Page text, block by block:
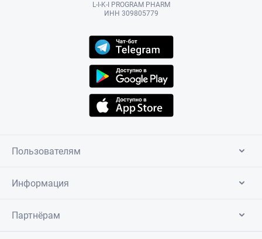
L-I-K-I PROGRAM PHARM
ИНН 309805779
Пользователям
Информация
Партнёрам